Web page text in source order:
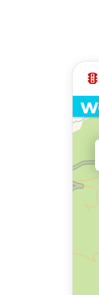
traffic